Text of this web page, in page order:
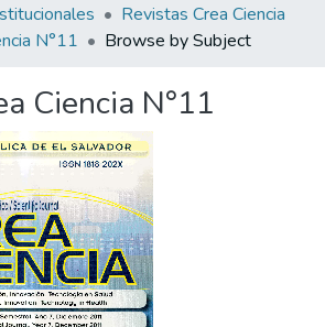
Revistas Crea Ciencia
N°11
Browse by Subject
Ciencia N°11